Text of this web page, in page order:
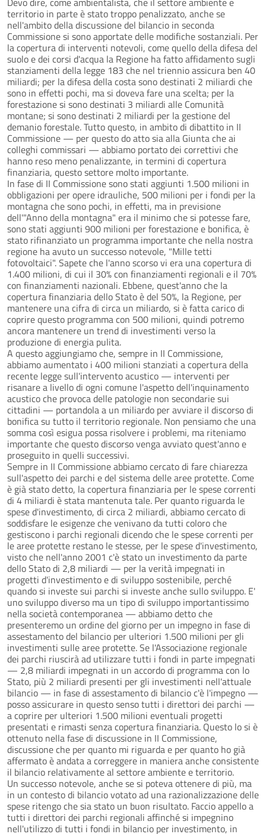
territorio in parte è stato troppo penalizzato, anche se
nell'ambito della discussione del bilancio in seconda
Commissione si sono apportate delle modifiche sostanziali. Per
la copertura di interventi notevoli, come quello della difesa del
suolo e dei corsi d'acqua la Regione ha fatto affidamento sugli
stanziamenti della legge 183 che nel triennio assicura ben 40
miliardi; per la difesa della costa sono destinati 2 miliardi che
sono in effetti pochi, ma si doveva fare una scelta; per la
forestazione si sono destinati 3 miliardi alle Comunità
montane; si sono destinati 2 miliardi per la gestione del
demanio forestale. Tutto questo, in ambito di dibattito in II
Commissione — per questo do atto sia alla Giunta che ai
colleghi commissari — abbiamo portato dei correttivi che
hanno reso meno penalizzante, in termini di copertura
finanziaria, questo settore molto importante.
In fase di II Commissione sono stati aggiunti 1.500 milioni in
obbligazioni per opere idrauliche, 500 milioni per i fondi per la
montagna che sono pochi, in effetti, ma in previsione
dell'"Anno della montagna" era il minimo che si potesse fare,
sono stati aggiunti 900 milioni per forestazione e bonifica, è
stato rifinanziato un programma importante che nella nostra
regione ha avuto un successo notevole, "Mille tetti
fotovoltaici". Sapete che l'anno scorso vi era una copertura di
1.400 milioni, di cui il 30% con finanziamenti regionali e il 70%
con finanziamenti nazionali. Ebbene, quest'anno che la
copertura finanziaria dello Stato è del 50%, la Regione, per
mantenere una cifra di circa un miliardo, si è fatta carico di
coprire questo programma con 500 milioni, quindi potremo
ancora mantenere un trend di investimenti verso la
produzione di energia pulita.
A questo aggiungiamo che, sempre in II Commissione,
abbiamo aumentato i 400 milioni stanziati a copertura della
recente legge sull'intervento acustico — interventi per
risanare a livello di ogni comune l'aspetto dell'inquinamento
acustico che provoca delle patologie non secondarie sui
cittadini — portandola a un miliardo per avviare il discorso di
bonifica su tutto il territorio regionale. Non pensiamo che una
somma così esigua possa risolvere i problemi, ma riteniamo
importante che questo discorso venga avviato quest'anno e
proseguito in quelli successivi.
Sempre in II Commissione abbiamo cercato di fare chiarezza
sull'aspetto dei parchi e del sistema delle aree protette. Come
è già stato detto, la copertura finanziaria per le spese correnti
di 4 miliardi è stata mantenuta tale. Per quanto riguarda le
spese d'investimento, di circa 2 miliardi, abbiamo cercato di
soddisfare le esigenze che venivano da tutti coloro che
gestiscono i parchi regionali dicendo che le spese correnti per
le aree protette restano le stesse, per le spese d'investimento,
visto che nell'anno 2001 c'è stato un investimento da parte
dello Stato di 2,8 miliardi — per la verità impegnati in
progetti d'investimento e di sviluppo sostenibile, perché
quando si investe sui parchi si investe anche sullo sviluppo. E'
uno sviluppo diverso ma un tipo di sviluppo importantissimo
nella società contemporanea — abbiamo detto che
presenteremo un ordine del giorno per un impegno in fase di
assestamento del bilancio per ulteriori 1.500 milioni per gli
investimenti sulle aree protette. Se l'Associazione regionale
dei parchi riuscirà ad utilizzare tutti i fondi in parte impegnati
— 2,8 miliardi impegnati in un accordo di programma con lo
Stato, più 2 miliardi presenti per gli investimenti nell'attuale
bilancio — in fase di assestamento di bilancio c'è l'impegno —
posso assicurare in questo senso tutti i direttori dei parchi —
a coprire per ulteriori 1.500 milioni eventuali progetti
presentati e rimasti senza copertura finanziaria. Questo lo si è
ottenuto nella fase di discussione in II Commissione,
discussione che per quanto mi riguarda e per quanto ho già
affermato è andata a correggere in maniera anche consistente
il bilancio relativamente al settore ambiente e territorio.
Un successo notevole, anche se si poteva ottenere di più, ma
in un contesto di bilancio votato ad una razionalizzazione delle
spese ritengo che sia stato un buon risultato. Faccio appello a
tutti i direttori dei parchi regionali affinché si impegnino
nell'utilizzo di tutti i fondi in bilancio per investimento, in